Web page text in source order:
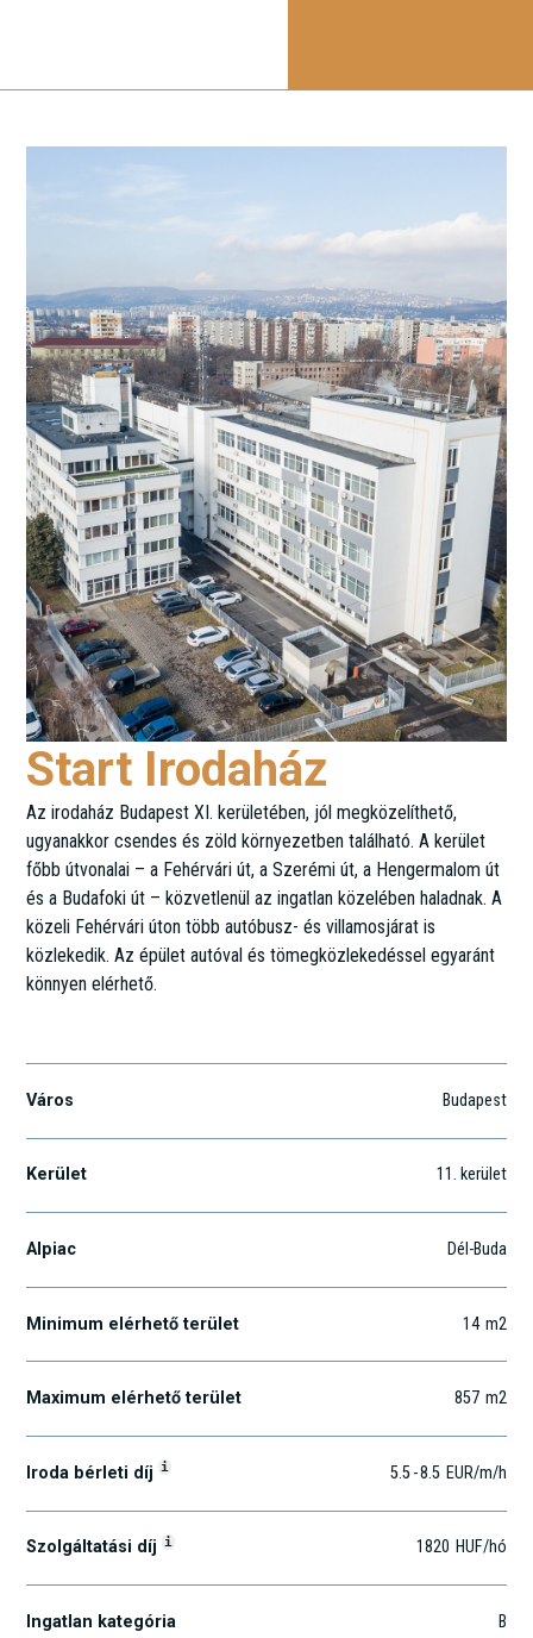
Start Irodaház
Az irodaház Budapest XI. kerületében, jól megközelíthető,
ugyanakkor csendes és zöld környezetben található. A kerület
főbb útvonalai – a Fehérvári út, a Szerémi út, a Hengermalom út
és a Budafoki út – közvetlenül az ingatlan közelében haladnak. A
közeli Fehérvári úton több autóbusz- és villamosjárat is
közlekedik. Az épület autóval és tömegközlekedéssel egyaránt
könnyen elérhető.
Város Budapest
Kerület 11. kerület
Alpiac Dél-Buda
Minimum elérhető terület 14 m2
Maximum elérhető terület 857 m2
Iroda bérleti díj i 5.5-8.5 EUR/m/h
Szolgáltatási díj i 1820 HUF/hó
Ingatlan kategória B